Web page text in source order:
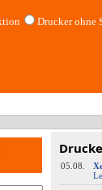
Drucker ohne
05.08.